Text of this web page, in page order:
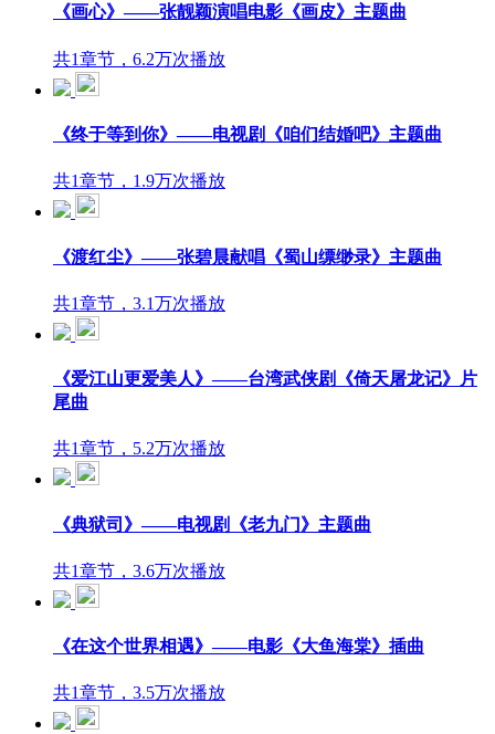
《画心》——张靓颖演唱电影《画皮》主题曲
共1章节，6.2万次播放
《终于等到你》——电视剧《咱们结婚吧》主题曲
共1章节，1.9万次播放
《渡红尘》——张碧晨献唱《蜀山缥缈录》主题曲
共1章节，3.1万次播放
《爱江山更爱美人》——台湾武侠剧《倚天屠龙记》片
尾曲
共1章节，5.2万次播放
《典狱司》——电视剧《老九门》主题曲
共1章节，3.6万次播放
《在这个世界相遇》——电影《大鱼海棠》插曲
共1章节，3.5万次播放